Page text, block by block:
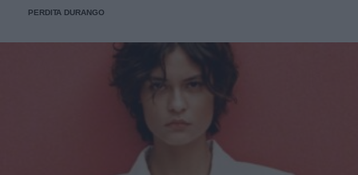
PERDITA DURANGO